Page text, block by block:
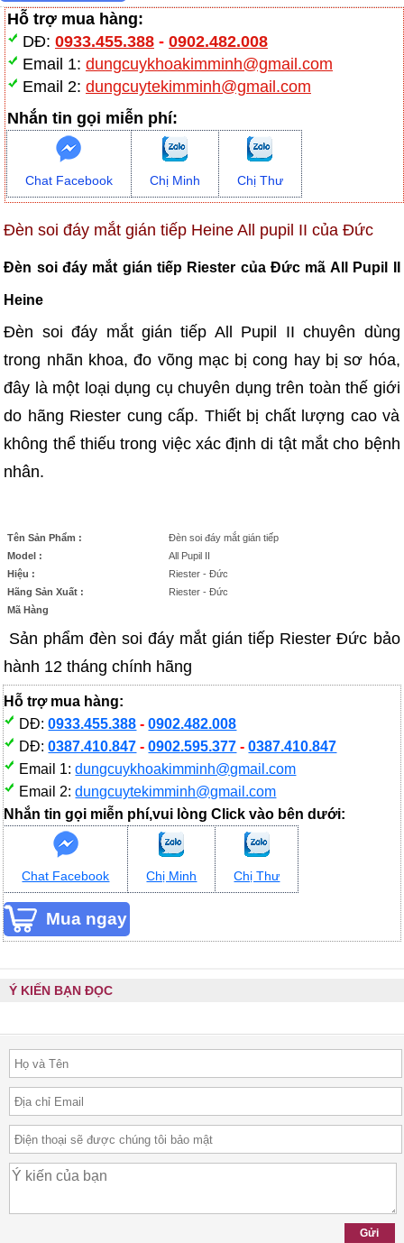
Hỗ trợ mua hàng:
DĐ: 0933.455.388- 0902.482.008
Email 1: dungcuykhoakimminh@gmail.com
Email 2: dungcuytekimminh@gmail.com
Nhắn tin gọi miễn phí:
Chat Facebook Chị Minh Chị Thư
Đèn soi đáy mắt gián tiếp Heine All pupil II của Đức
Đèn soi đáy mắt gián tiếp Riester của Đức mã All Pupil II
Heine
Đèn soi đáy mắt gián tiếp All Pupil II chuyên dùng
trong nhãn khoa, đo võng mạc bị cong hay bị sơ hóa,
đây là một loại dụng cụ chuyên dụng trên toàn thế giới
do hãng Riester cung cấp. Thiết bị chất lượng cao và
không thể thiếu trong việc xác định di tật mắt cho bệnh
nhân.
Tên Sản Phẩm :
Đèn soi đáy mắt gián tiếp
Model :
All Pupil II
Hiệu :
Riester - Đức
Hãng Sản Xuất :
Riester - Đức
Mã Hàng
Sản phẩm đèn soi đáy mắt gián tiếp Riester Đức bảo
hành 12 tháng chính hãng
Hỗ trợ mua hàng:
DĐ:0933.455.388 -0902.482.008
DĐ:0387.410.847 -0902.595.377 -0387.410.847
Email 1:dungcuykhoakimminh@gmail.com
Email 2:dungcuytekimminh@gmail.com
Nhắn tin gọi miễn phí,vui lòng Click vào bên dưới:
Chat Facebook Chị Minh Chị Thư
Ý KIẾN BẠN ĐỌC